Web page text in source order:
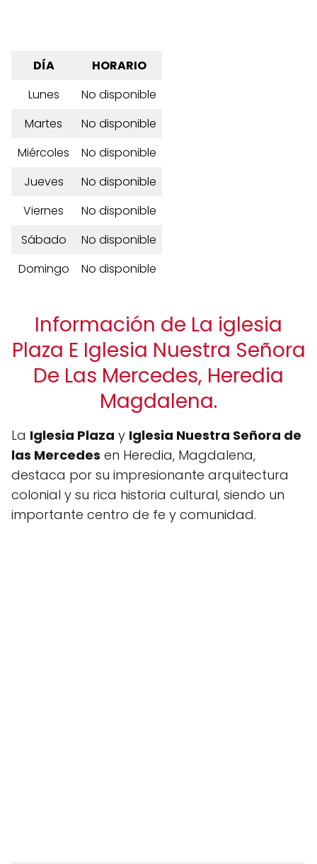
DÍA
HORARIO
Lunes
No disponible
Martes
No disponible
Miércoles
No disponible
Jueves
No disponible
Viernes
No disponible
Sábado
No disponible
Domingo
No disponible
Información de La iglesia
Plaza E Iglesia Nuestra Señora
De Las Mercedes, Heredia
Magdalena.
La Iglesia Plaza y Iglesia Nuestra Señora de
las Mercedes en Heredia, Magdalena,
destaca por su impresionante arquitectura
colonial y su rica historia cultural, siendo un
importante centro de fe y comunidad.